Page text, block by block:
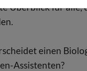
Überblick für alle,
einen
Assistenten?